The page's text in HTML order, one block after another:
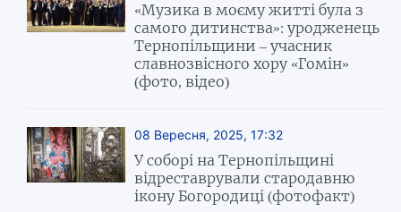
«Музика в моєму житті була з
самого дитинства»: уродженець
Тернопільщини – учасник
славнозвісного хору «Гомін»
(фото, відео)
08 Вересня, 2025, 17:32
У соборі на Тернопільщині
відреставрували стародавню
ікону Богородиці (фотофакт)